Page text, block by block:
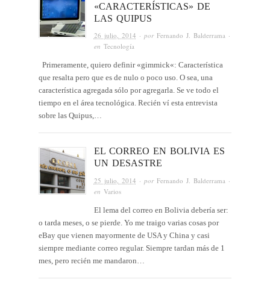
«CARACTERÍSTICAS» DE
LAS QUIPUS
26 julio, 2014 · por Fernando J. Balderrama·
en Tecnología
Primeramente, quiero definir «gimmick«: Característica
que resalta pero que es de nulo o poco uso. O sea, una
característica agregada sólo por agregarla. Se ve todo el
tiempo en el área tecnológica. Recién ví esta entrevista
sobre las Quipus,…
EL CORREO EN BOLIVIA ES
UN DESASTRE
25 julio, 2014 · por Fernando J. Balderrama ·
en Varios
El lema del correo en Bolivia debería ser:
o tarda meses, o se pierde. Yo me traigo varias cosas por
eBay que vienen mayormente de USA y China y casi
siempre mediante correo regular. Siempre tardan más de 1
mes, pero recién me mandaron…